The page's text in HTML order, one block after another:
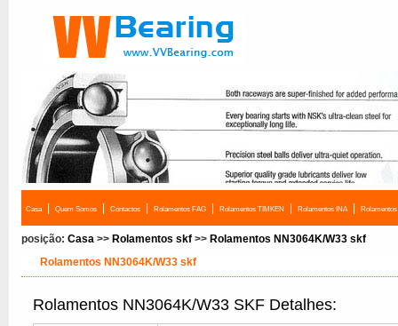
Casa Quem Somos Contactos Rolamentos FAG Rolamentos TIMKEN Rolamentos INA
posição: Casa >> Rolamentos skf >> Rolamentos NN3064K/W33 skf
Rolamentos NN3064K/W33 skf
Rolamentos NN3064K/W33 SKF Detalhes: